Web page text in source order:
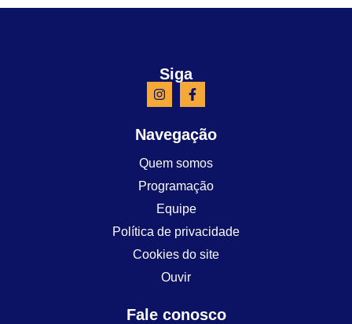
Siga
Navegação
Quem somos
Programação
Equipe
Política de privacidade
Cookies do site
Ouvir
Fale conosco